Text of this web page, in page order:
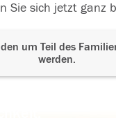
Sie sich jetzt ganz
um Teil des
werden.